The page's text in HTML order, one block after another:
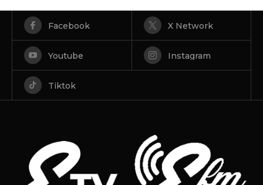
Facebook X Network
Youtube Instagram
Tiktok